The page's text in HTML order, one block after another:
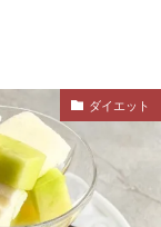
ダイエット